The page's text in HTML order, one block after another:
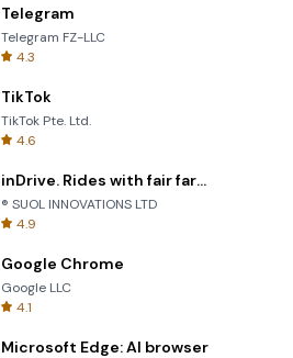
Telegram
Telegram FZ-LLC
4.3
TikTok
TikTok Pte. Ltd.
4.6
inDrive. Rides with fair fares
® SUOL INNOVATIONS LTD
4.9
Google Chrome
Google LLC
4.1
Microsoft Edge: AI browser